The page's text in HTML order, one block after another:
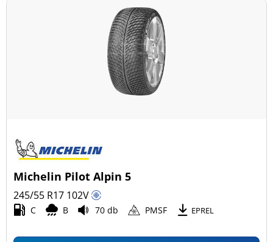
Michelin Pilot Alpin 5
245/55 R17 102V
C B 70 db PMSF EPREL